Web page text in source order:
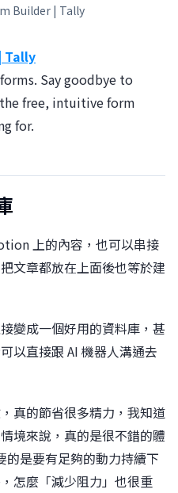
Builder | Tally
Tally
Say goodbye to
free, intuitive form
for.
上的內容，也可以串接
文章都放在上面後也等於建
變成一個好用的資料庫，甚
以直接跟 AI 機器人溝通去
真的節省很多精力，我知道
境來說，真的是很不錯的體
的是要有足夠的動力持續下
怎麼「減少阻力」也很重